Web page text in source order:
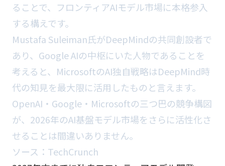
ることで、フロンティアAIモデル市場に本格参入
する構えです。
Mustafa Suleiman氏がDeepMindの共同創設者で
あり、Google AIの中枢にいた人物であることを
考えると、MicrosoftのAI独自戦略はDeepMind時
代の知見を最大限に活用したものと言えます。
OpenAI・Google・Microsoftの三つ巴の競争構図
が、2026年のAI基盤モデル市場をさらに活性化さ
せることは間違いありません。
ソース： TechCrunch